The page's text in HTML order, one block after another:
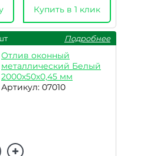
Купить в 1 клик
Подробнее
Отлив оконный
металлический Белый
2000х50х0,45 мм
Артикул: 07010